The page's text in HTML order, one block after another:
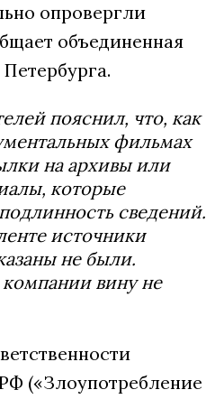
опровергли
объединенная
пояснил, что, как
фильмах
на архивы или
которые
сведений.
источники
не были.
вину не
(«Злоупотребление